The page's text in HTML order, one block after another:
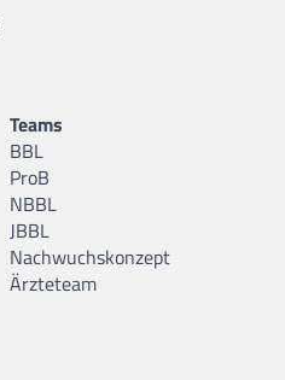
Teams
BBL
ProB
NBBL
JBBL
Nachwuchskonzept
Ärzteteam